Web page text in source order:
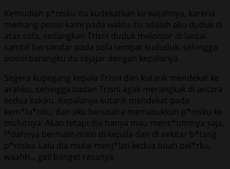
Kemudian p*nisku itu kudekatkan ke wajahnya, karena
memang posisi kami pada waktu itu adalah aku duduk di
atas sofa, sedangkan Trisni duduk melonjor di lantai
sambil bersandar pada sofa tempat kududuk, sehingga
posisi barangku itu sejajar dengan kepalanya.
Segera kupegang kepala Trisni dan kutarik mendekat ke
arahku, sehingga badan Trisni agak merangkak di antara
kedua kakiku. Kepalanya kutarik mendekat pada
kem*lu*nku, dan aku berusaha memasukkan p*nisku ke
mulutnya. Akan tetapi dia hanya mau menc*uminya saja,
l*dahnya bermain-main di kepala dan di sekitar b*tang
p*nisku. Lalu dia mulai menj*lati kedua buah pel*rku,
waahh.., geli banget rasanya.